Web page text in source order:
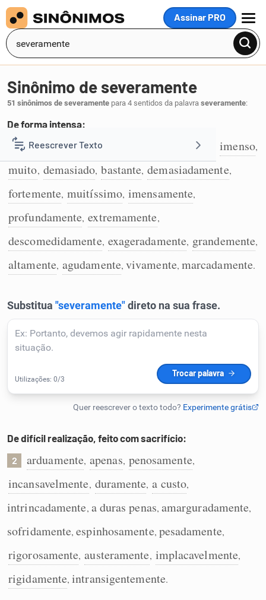
Assinar PRO
MENU
Reescrever Texto
Resumir Texto
Corrigir Texto
Detector de IA
Cata-letras
Conexões
Caça-palavras
Dicionário
Sinônimos
Sinônimo de severamente
51 sinônimos de severamente para 4 sentidos da palavra severamente:
De forma intensa:
1 intensamente,excessivamente demais imenso,
muito, demasiado, bastante, demasiadamente,
fortemente, muitíssimo, imensamente,
profundamente, extremamente,
descomedidamente, exageradamente, grandemente,
altamente, agudamente, vivamente, marcadamente.
De difícil realização, feito com sacrifício:
2 arduamente, apenas, penosamente,
incansavelmente, duramente, a custo,
intrincadamente, a duras penas, amarguradamente,
sofridamente,espinhosamente, pesadamente,
rigorosamente, austeramente, implacavelmente,
rigidamente,intransigentemente.